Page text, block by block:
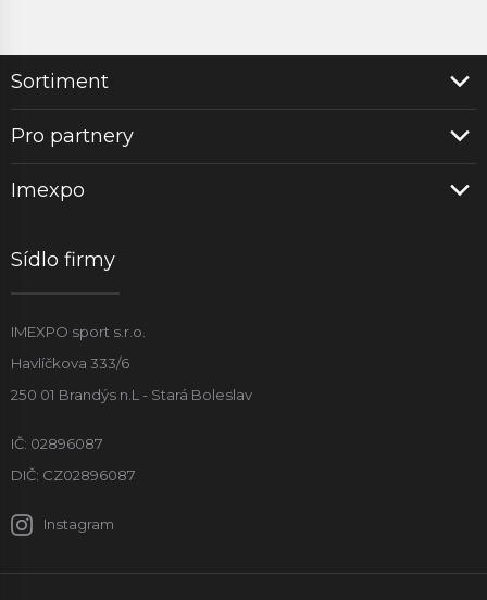
Sortiment
Pro partnery
Imexpo
Sídlo firmy
IMEXPO sport s.r.o.
Havlíčkova 333/6
250 01 Brandýs n.L - Stará Boleslav
IČ: 02896087
DIČ: CZ02896087
Instagram